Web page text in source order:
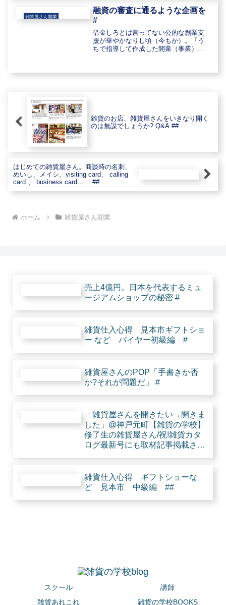
雑貨屋さん開業
融資の審査に通るような企画を
#
借金しろとは言ってない公的な創業支
援が華やかなりし頃（今もか）。『う
ちで指導して作成した開業（事業）計
っ私に借金しろって言うんですか
雑貨のお店、雑貨屋さんをいきなり開く
のは無謀でしょうか? Q&A ##
はじめての雑貨屋さん。商談時の名刺、
めいし、メイシ、visiting card、 calling
card 、 business card…… ##
ホーム 雑貨屋さん開業
売上4億円。日本を代表するミュ
ージアムショップの秘密 #
雑貨仕入心得 見本市ギフトショ
ー など バイヤー初級編 #
雑貨屋さんのPOP「手書きか否
か?それが問題だ」 #
「雑貨屋さんを開きたい→開きま
した」@神戸元町【雑貨の学校】
修了生の雑貨屋さん/祝!雑貨カタ
ログ最新号にも取材記事掲載され
雑貨仕入心得 ギフトショーな
ど 見本市 中級編 ##
スクール
講師
雑貨あれこれ
雑貨の学校BOOKS